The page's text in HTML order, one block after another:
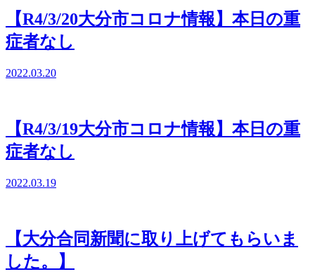
【R4/3/20大分市コロナ情報】本日の重
症者なし
2022.03.20
【R4/3/19大分市コロナ情報】本日の重
症者なし
2022.03.19
【大分合同新聞に取り上げてもらいま
した。】